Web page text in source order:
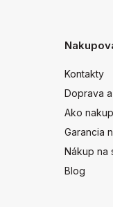
Kontakty
Doprava
Ako
Garancia
Nákup na
Blog